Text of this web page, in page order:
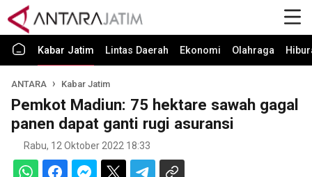
Kabar Jatim Lintas Daerah Ekonomi Olahraga
ANTARA Kabar Jatim
Pemkot Madiun: 75 hektare sawah gagal
panen dapat ganti rugi asuransi
Rabu, 12 Oktober 2022 18:33